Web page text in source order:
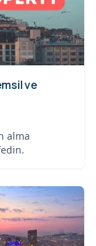
ve
alma